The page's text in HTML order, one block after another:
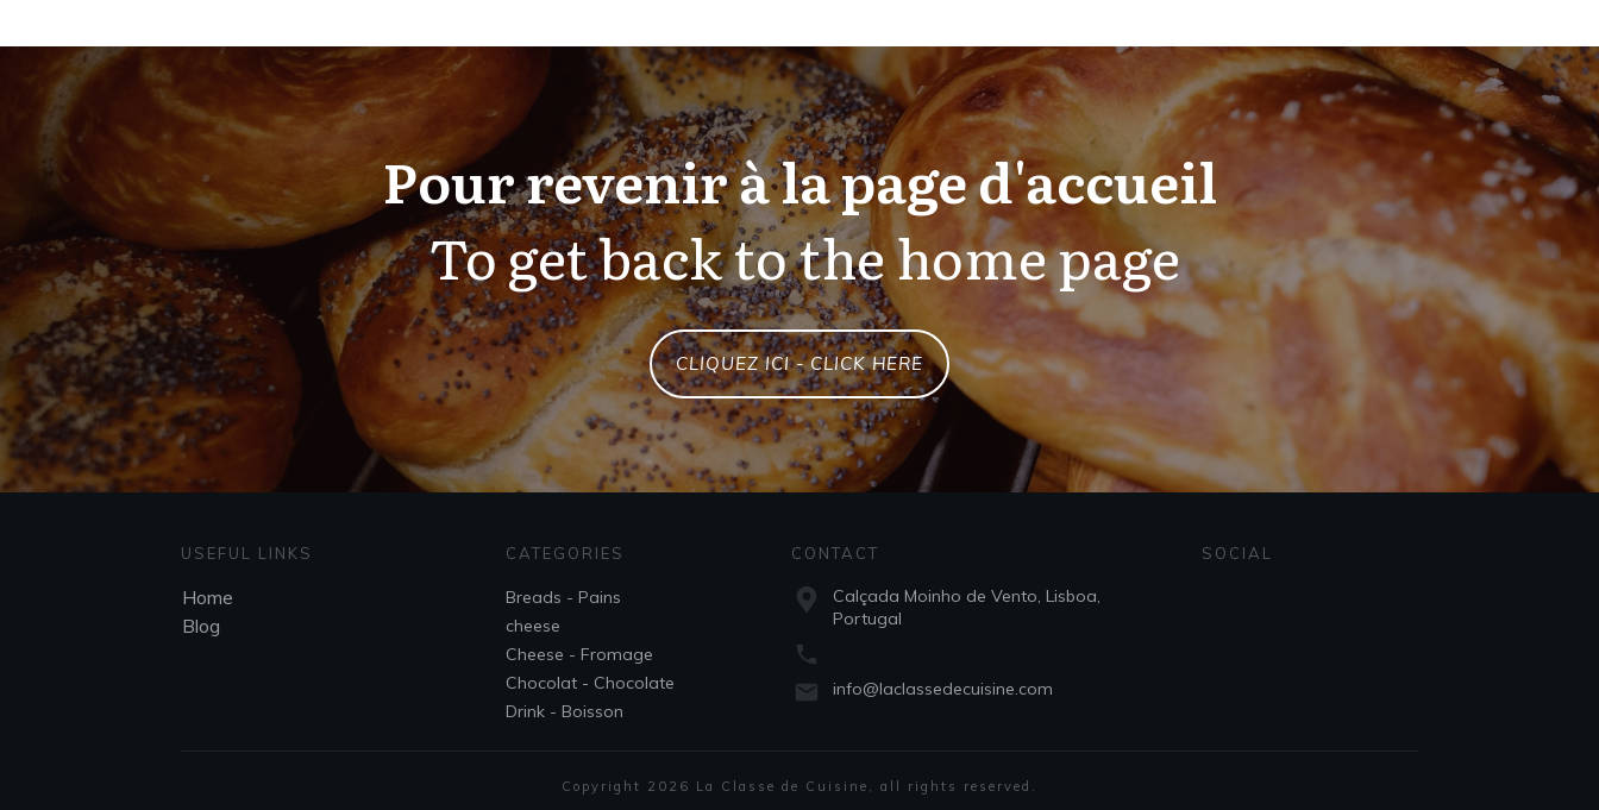
Pour revenir à la page d'accueil
To get back to the home page
CLIQUEZ ICI - CLICK HERE
USEFUL LINKS
Home
Blog
CATEGORIES
Breads - Pains
cheese
Cheese - Fromage
Chocolat - Chocolate
Drink - Boisson
CONTACT
Calçada Moinho de Vento, Lisboa,
Portugal
info@laclassedecuisine.com
SOCIAL
Copyright 2026 La Classe de Cuisine , all rights reserved.